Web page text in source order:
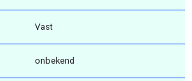
Vast
onbekend